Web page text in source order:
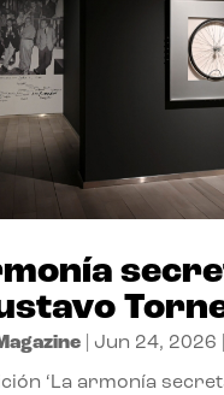
| Jun 24, 2026
‘La armonía